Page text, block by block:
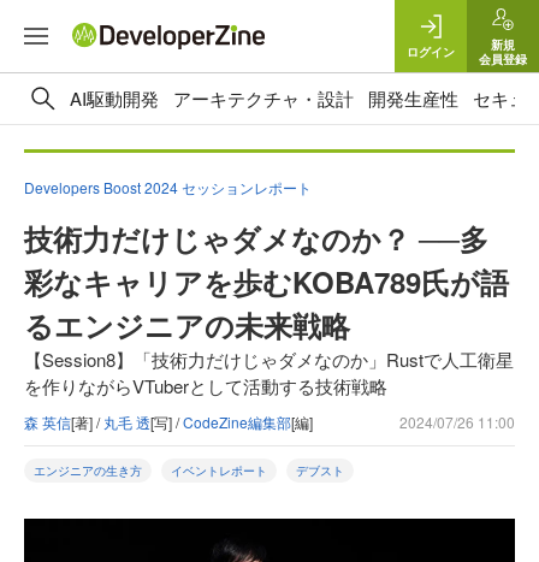
ログイン
新規
会員登録
AI駆動開発 アーキテクチャ・設計 開発生産性 セキュ
Developers Boost 2024 セッションレポート
技術力だけじゃダメなのか？ ──多
彩なキャリアを歩むKOBA789氏が語
るエンジニアの未来戦略
【Session8】「技術力だけじゃダメなのか」Rustで人工衛星
を作りながらVTuberとして活動する技術戦略
森 英信[著] /丸毛 透[写] /CodeZine編集部[編] 2024/07/26 11:00
エンジニアの生き方 イベントレポート デブスト